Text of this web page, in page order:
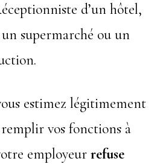
d’un hôtel,
supermarché ou un
estimez légitimement
vos fonctions à
employeurrefuse